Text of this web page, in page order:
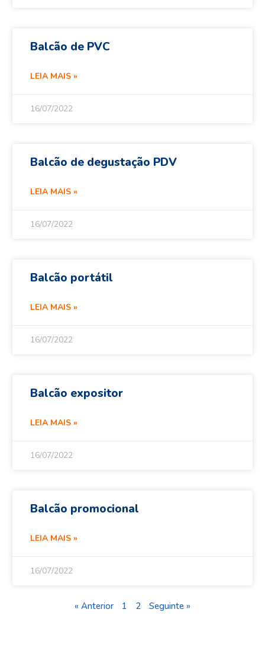
Balcão de PVC
LEIA MAIS »
16/07/2022
Balcão de degustação PDV
LEIA MAIS »
16/07/2022
Balcão portátil
LEIA MAIS »
16/07/2022
Balcão expositor
LEIA MAIS »
16/07/2022
Balcão promocional
LEIA MAIS »
16/07/2022
« Anterior 1 2 Seguinte »